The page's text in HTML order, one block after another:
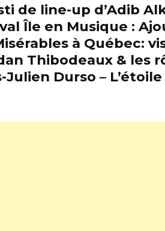
de line-up d’Adib
Île en Musique :
à Québec:
Thibodeaux & les
Julien Durso –